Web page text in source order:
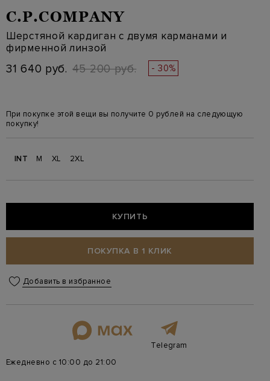
C.P.COMPANY
Шерстяной кардиган с двумя карманами и
фирменной линзой
31 640 руб. 45 200 руб. - 30%
При покупке этой вещи вы получите 0 рублей на следующую
покупку!
INT M XL 2XL
КУПИТЬ
ПОКУПКА В 1 КЛИК
Добавить в избранное
Telegram
Ежедневно с 10:00 до 21:00